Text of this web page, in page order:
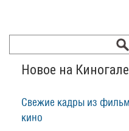
Новое на
Свежие кадры из
кино